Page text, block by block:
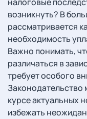
возникнуть? В
рассматривается
необходимость
Важно понимать,
различаться в
требует особого
Законодательство
курсе актуальных
избежать